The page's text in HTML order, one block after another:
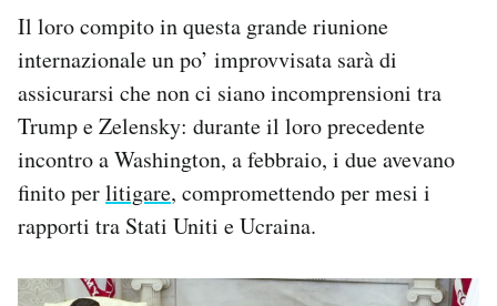
Il loro compito in questa grande riunione
internazionale un po’ improvvisata sarà di
assicurarsi che non ci siano incomprensioni tra
Trump e Zelensky: durante il loro precedente
incontro a Washington, a febbraio, i due avevano
finito perlitigare, compromettendo per mesi i
rapporti tra Stati Uniti e Ucraina.